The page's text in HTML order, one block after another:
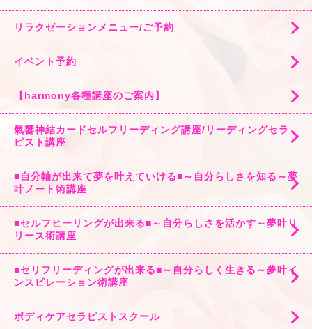
リラクゼーションメニュー/ご予約
イベント予約
【harmony各種講座のご案内】
氣響神結カードセルフリーディング講座/リーディングセラ
ピスト講座
■自分軸が出来て夢を叶えていける■～自分らしさを知る～夢
叶ノート術講座
■セルフヒーリングが出来る■～自分らしさを活かす～夢叶リ
リース術講座
■セリフリーディングが出来る■～自分らしく生きる～夢叶イ
ンスピレーション術講座
ボディケアセラピストスクール